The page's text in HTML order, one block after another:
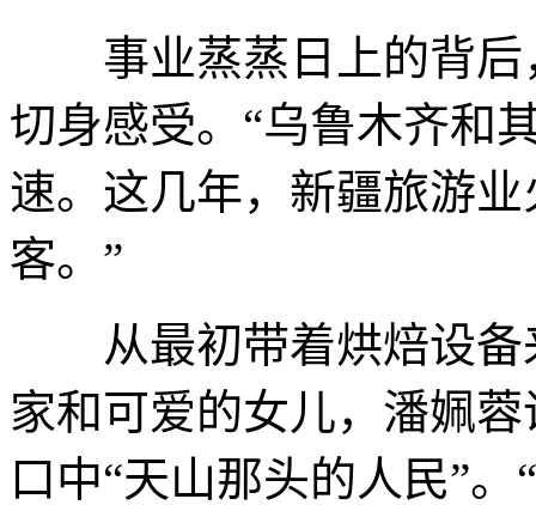
事业蒸蒸日上的背后
切身感受。“乌鲁木齐和
速。这几年，新疆旅游
客。”
从最初带着烘焙设备
家和可爱的女儿，潘姵
口中“天山那头的人民”